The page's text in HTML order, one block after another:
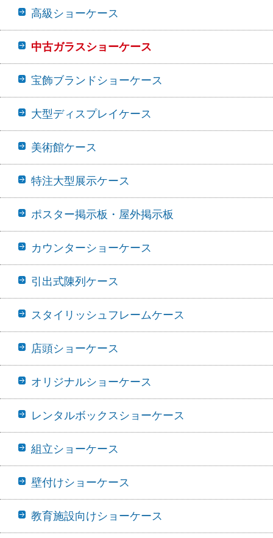
高級ショーケース
中古ガラスショーケース
宝飾ブランドショーケース
大型ディスプレイケース
美術館ケース
特注大型展示ケース
ポスター掲示板・屋外掲示板
カウンターショーケース
引出式陳列ケース
スタイリッシュフレームケース
店頭ショーケース
オリジナルショーケース
レンタルボックスショーケース
組立ショーケース
壁付けショーケース
教育施設向けショーケース